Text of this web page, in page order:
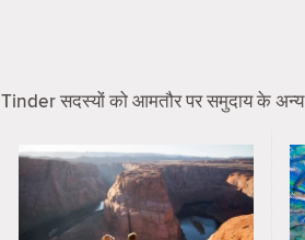
Tinder सदस्यों को आमतौर पर समुदाय के अन्य